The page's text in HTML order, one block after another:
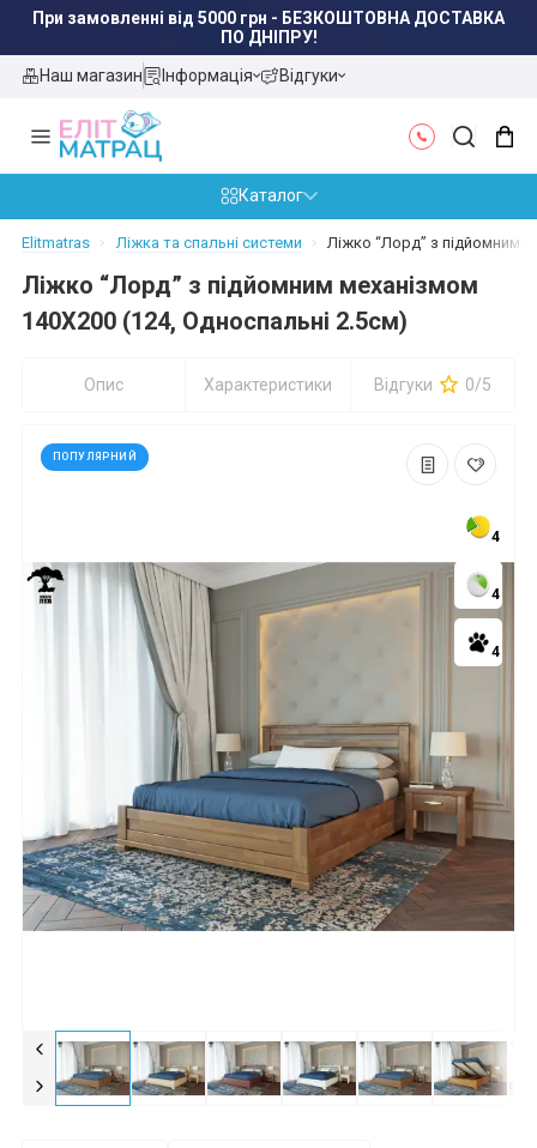
При замовленні від 5000 грн - БЕЗКОШТОВНА ДОСТАВКА
ПО ДНІПРУ!
Наш магазин
Інформація Відгуки
Каталог
Elitmatras Ліжка та спальні системи Ліжко “Лорд” з підйомним
Ліжко “Лорд” з підйомним механізмом
140X200 (124, Односпальні 2.5см)
Опис Характеристики Відгуки 0/5
4
4
4
ПОПУЛЯРНИЙ